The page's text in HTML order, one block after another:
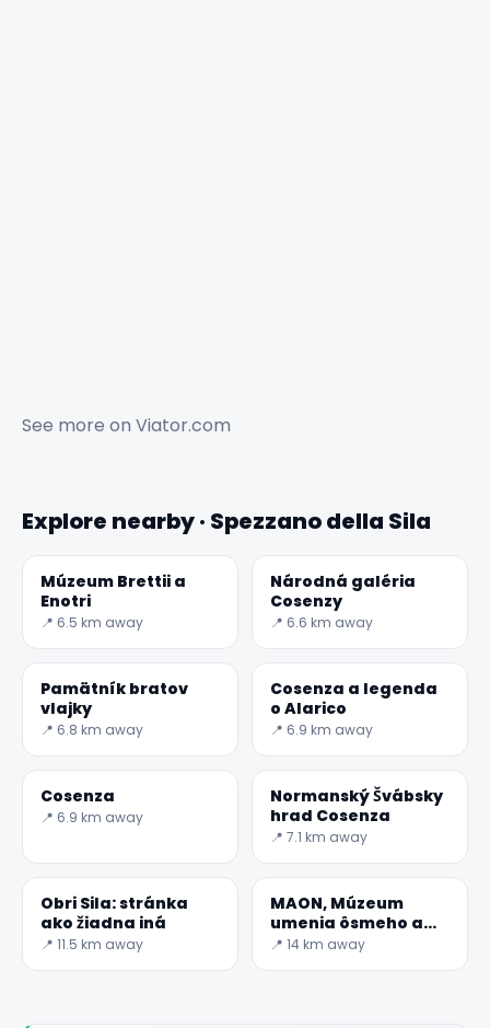
See more on Viator.com
Explore nearby · Spezzano della Sila
Múzeum Brettii a
Enotri
📍 6.5 km away
Národná galéria
Cosenzy
📍 6.6 km away
Pamätník bratov
vlajky
📍 6.8 km away
Cosenza a legenda
o Alarico
📍 6.9 km away
Cosenza
📍 6.9 km away
Normanský Švábsky
hrad Cosenza
📍 7.1 km away
Obri Sila: stránka
ako žiadna iná
📍 11.5 km away
MAON, Múzeum
umenia ôsmeho a
dvadsiateho
📍 14 km away
✕